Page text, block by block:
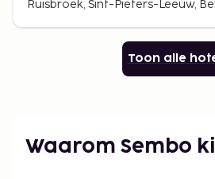
Ruisbroek, Sint-Pieters-Leeuw,
Toon alle
Waarom Sembo